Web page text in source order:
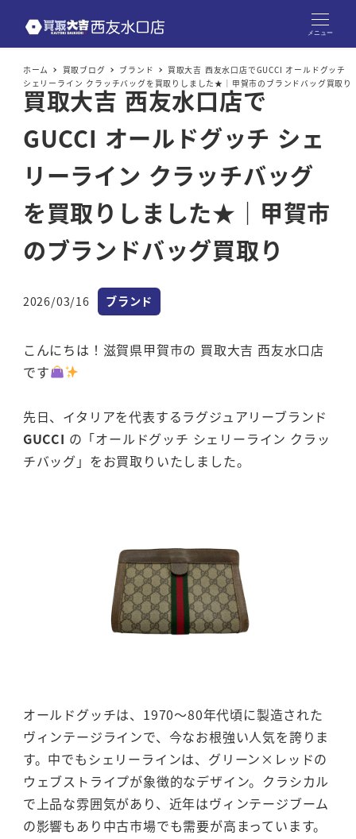
メニュー
ホーム 買取ブログ ブランド
買取大吉 西友水口店でGUCCI オールドグッチ
シェリーライン クラッチバッグを買取りしました★｜甲賀市のブランドバッグ買取り
買取大吉 西友水口店で
GUCCI オールドグッチ シェ
リーライン クラッチバッグ
を買取りしました★｜甲賀市
のブランドバッグ買取り
投稿日
2026/03/16 カテゴリー
ブランド
こんにちは！滋賀県甲賀市の 買取大吉 西友水口店
です
先日、イタリアを代表するラグジュアリーブランド
GUCCI の「オールドグッチ シェリーライン クラッ
チバッグ」をお買取りいたしました。
オールドグッチは、1970～80年代頃に製造された
ヴィンテージラインで、今なお根強い人気を誇りま
す。中でもシェリーラインは、グリーン×レッドの
ウェブストライプが象徴的なデザイン。クラシカル
で上品な雰囲気があり、近年はヴィンテージブーム
の影響もあり中古市場でも需要が高まっています。